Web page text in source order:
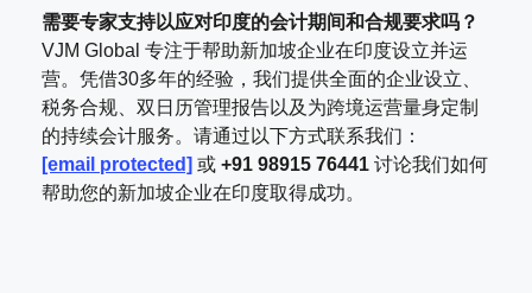
需要专家支持以应对印度的会计期间和合规要求吗？
VJM Global 专注于帮助新加坡企业在印度设立并运
营。凭借30多年的经验，我们提供全面的企业设立、
税务合规、双日历管理报告以及为跨境运营量身定制
的持续会计服务。请通过以下方式联系我们：
[email protected] 或 +91 98915 76441 讨论我们如何
帮助您的新加坡企业在印度取得成功。